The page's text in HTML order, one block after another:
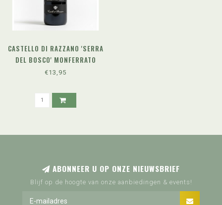
CASTELLO DI RAZZANO 'SERRA
DEL BOSCO' MONFERRATO
NEBBIOLO DOC (2023)
€13,95
ABONNEER U OP ONZE NIEUWSBRIEF
Blijf op de hoogte van onze aanbiedingen & events!